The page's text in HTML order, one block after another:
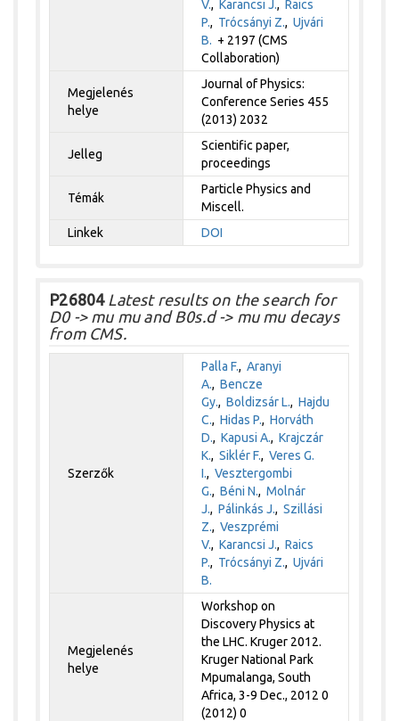
V., Karancsi J., Raics
P., Trócsányi Z.,Ujvári
B. + 2197 (CMS
Collaboration)
Megjelenés
helye
Journal of Physics:
Conference Series 455
(2013) 2032
Jelleg
Scientific paper,
proceedings
Témák
Particle Physics and
Miscell.
Linkek
DOI
P26804Latest results on the search for
D0 -> mu mu and B0s.d -> mu mu decays
from CMS.
Szerzők
Palla F.,Aranyi
A.,Bencze
Gy.,Boldizsár L.,Hajdu
C.,Hidas P.,Horváth
D.,Kapusi A.,Krajczár
K.,Siklér F.,Veres G.
I.,Vesztergombi
G.,Béni N.,Molnár
J.,Pálinkás J.,Szillási
Z.,Veszprémi
V.,Karancsi J.,Raics
P., Trócsányi Z.,Ujvári
B.
Megjelenés
helye
Workshop on
Discovery Physics at
the LHC. Kruger 2012.
Kruger National Park
Mpumalanga, South
Africa, 3-9 Dec., 2012 0
(2012) 0